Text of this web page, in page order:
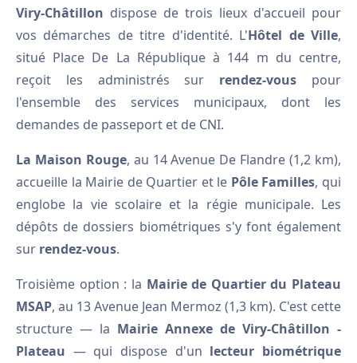
Viry-Châtillon dispose de trois lieux d'accueil pour
vos démarches de titre d'identité. L'Hôtel de Ville,
situé Place De La République à 144 m du centre,
reçoit les administrés sur rendez-vous pour
l'ensemble des services municipaux, dont les
demandes de passeport et de CNI.
La Maison Rouge, au 14 Avenue De Flandre (1,2 km),
accueille la Mairie de Quartier et le Pôle Familles, qui
englobe la vie scolaire et la régie municipale. Les
dépôts de dossiers biométriques s'y font également
sur rendez-vous.
Troisième option : la Mairie de Quartier du Plateau
MSAP, au 13 Avenue Jean Mermoz (1,3 km). C'est cette
structure — la Mairie Annexe de Viry-Châtillon -
Plateau — qui dispose d'un lecteur biométrique